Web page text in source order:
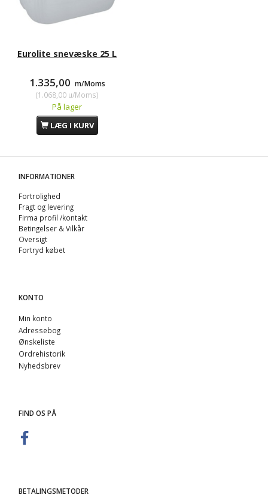
Eurolite snevæske 25 L
1.335,00 m/Moms
(1.068,00u/Moms)
På lager
LÆG I KURV
INFORMATIONER
Fortrolighed
Fragt og levering
Firma profil /kontakt
Betingelser & Vilkår
Oversigt
Fortryd købet
KONTO
Min konto
Adressebog
Ønskeliste
Ordrehistorik
Nyhedsbrev
FIND OS PÅ
BETALINGSMETODER